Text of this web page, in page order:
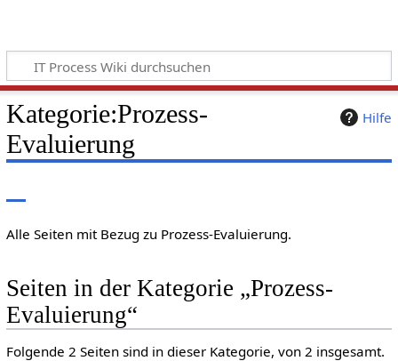
Hilfe
Kategorie:Prozess-
Evaluierung
Alle Seiten mit Bezug zu Prozess-Evaluierung.
Seiten in der Kategorie „Prozess-
Evaluierung“
Folgende 2 Seiten sind in dieser Kategorie, von 2 insgesamt.